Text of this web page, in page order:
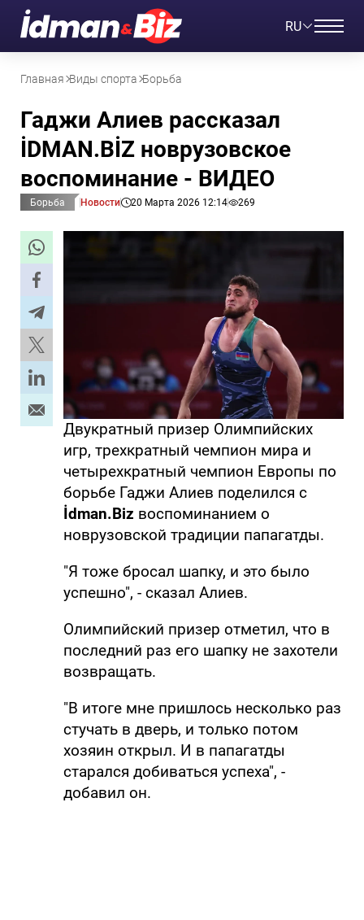
RU
Главная Виды спорта Борьба
Гаджи Алиев рассказал
İDMAN.BİZ новрузовское
воспоминание - ВИДЕО
Борьба Новости 20 Марта 2026 12:14 269
Двукратный призер Олимпийских
игр, трехкратный чемпион мира и
четырехкратный чемпион Европы по
борьбе Гаджи Алиев поделился с
İdman.Biz воспоминанием о
новрузовской традиции папагатды.
"Я тоже бросал шапку, и это было
успешно", - сказал Алиев.
Олимпийский призер отметил, что в
последний раз его шапку не захотели
возвращать.
"В итоге мне пришлось несколько раз
стучать в дверь, и только потом
хозяин открыл. И в папагатды
старался добиваться успеха", -
добавил он.